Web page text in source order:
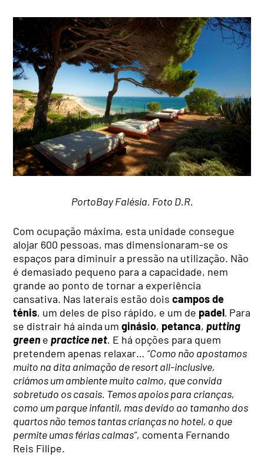
PortoBay Falésia. Foto D.R.
Com ocupação máxima, esta unidade consegue
alojar 600 pessoas, mas dimensionaram-se os
espaços para diminuir a pressão na utilização. Não
é demasiado pequeno para a capacidade, nem
grande ao ponto de tornar a experiência
cansativa. Nas laterais estão doiscampos de
ténis, um deles de piso rápido, e um de padel. Para
se distrair há ainda umginásio, petanca,putting
green epractice net. E há opções para quem
pretendem apenas relaxar… “Como não apostamos
muito na dita animação de resort all-inclusive,
criámos um ambiente muito calmo, que convida
sobretudo os casais. Temos apoios para crianças,
como um parque infantil, mas devido ao tamanho dos
quartos não temos tantas crianças no hotel, o que
permite umas férias calmas”, comenta Fernando
Reis Filipe.